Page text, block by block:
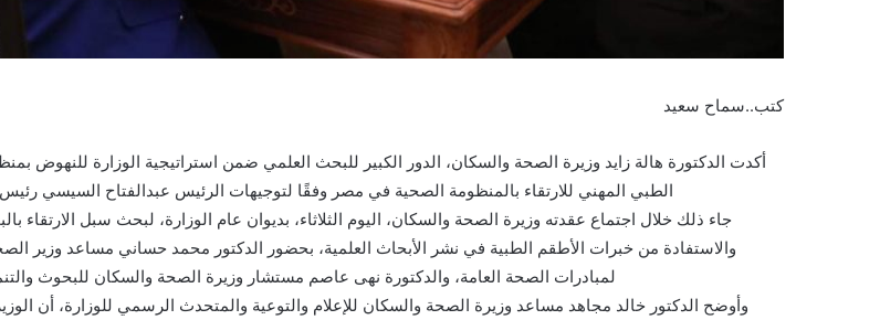
كتب..سماح سعيد
أكدت الدكتورة هالة زايد وزيرة الصحة والسكان، الدور الكبير للبحث العلمي ضمن استراتيجية الوزارة للنهوض
الطبي المهني للارتقاء بالمنظومة الصحية في مصر وفقًا لتوجيهات الرئيس عبدالفتاح السيسي
جاء ذلك خلال اجتماع عقدته وزيرة الصحة والسكان، اليوم الثلاثاء، بديوان عام الوزارة، لبحث سبل الارتقاء
والاستفادة من خبرات الأطقم الطبية في نشر الأبحاث العلمية، بحضور الدكتور محمد حساني مساعد وزير
لمبادرات الصحة العامة، والدكتورة نهى عاصم مستشار وزيرة الصحة والسكان للبحوث
وأوضح الدكتور خالد مجاهد مساعد وزيرة الصحة والسكان للإعلام والتوعية والمتحدث الرسمي للوزارة، أن